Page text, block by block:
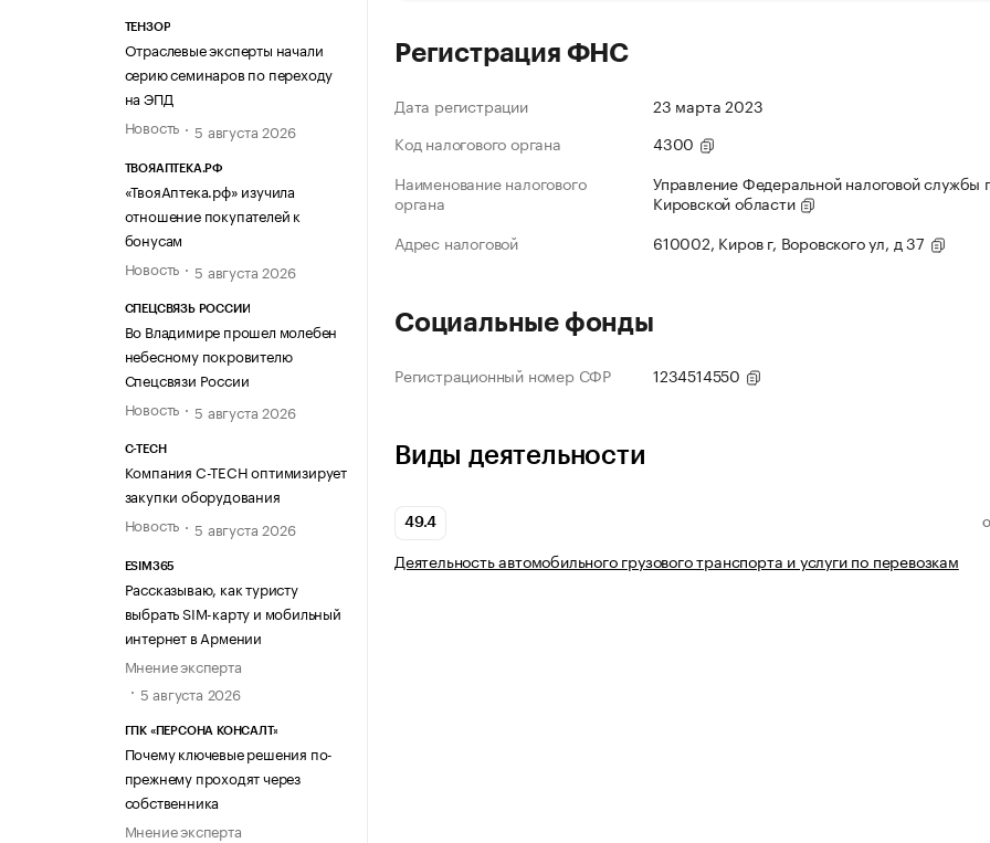
ТЕНЗОР
Отраслевые эксперты начали
серию семинаров по переходу
на ЭПД
Новость
5 августа 2026
ТВОЯАПТЕКА.РФ
«ТвояАптека.рф» изучила
отношение покупателей к
бонусам
Новость
5 августа 2026
СПЕЦСВЯЗЬ РОССИИ
Во Владимире прошел молебен
небесному покровителю
Спецсвязи России
Новость
5 августа 2026
C-TECH
Компания C-TECH оптимизирует
закупки оборудования
Новость
5 августа 2026
ESIM365
Рассказываю, как туристу
выбрать SIM-карту и мобильный
интернет в Армении
Мнение эксперта
5 августа 2026
ГПК «ПЕРСОНА КОНСАЛТ»
Почему ключевые решения по-
прежнему проходят через
собственника
Мнение эксперта
Регистрация ФНС
Дата регистрации
23 марта 2023
Код налогового органа
4300
Наименование налогового
органа
Управление Федеральной налоговой службы
Кировской области
Адрес налоговой
610002, Киров г, Воровского ул, д 37
Социальные фонды
Регистрационный номер СФР 1234514550
Виды деятельности
49.4
Деятельность автомобильного грузового транспорта и услуги по перевозкам